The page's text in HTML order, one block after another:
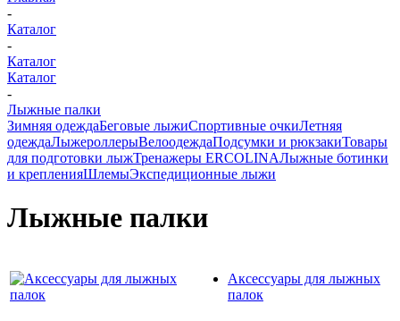
-
Каталог
-
Каталог
Каталог
-
Лыжные палки
Зимняя одеждаБеговые лыжиСпортивные очкиЛетняя
одеждаЛыжероллерыВелоодеждаПодсумки и рюкзакиТовары
для подготовки лыжТренажеры ERCOLINAЛыжные ботинки
и крепленияШлемыЭкспедиционные лыжи
Лыжные палки
Аксессуары для лыжных
палок